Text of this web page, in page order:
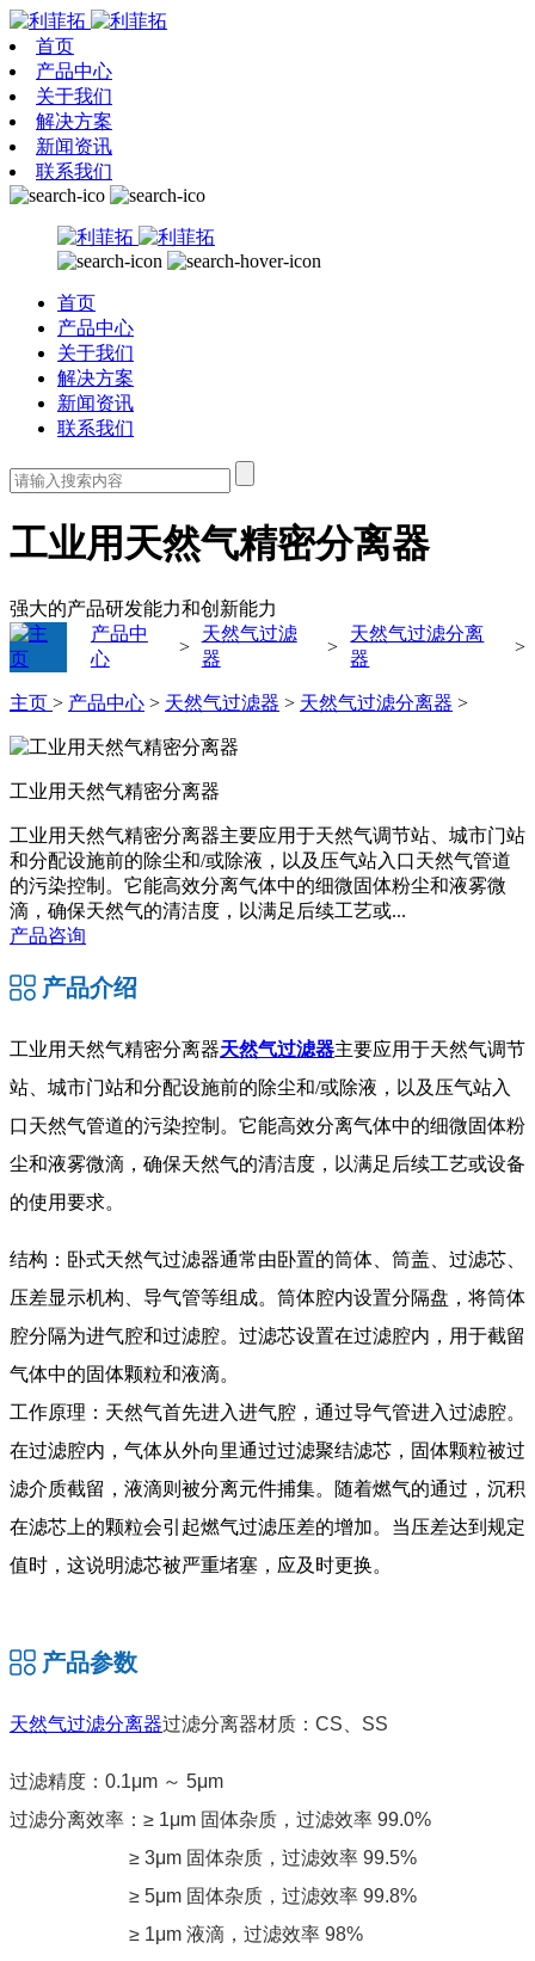
首页
产品中心
关于我们
解决方案
新闻资讯
联系我们
首页
产品中心
关于我们
解决方案
新闻资讯
联系我们
工业用天然气精密分离器
强大的产品研发能力和创新能力
产品中
心
>
天然气过滤
器
>
天然气过滤分离
器
>
主页 > 产品中心 > 天然气过滤器 > 天然气过滤分离器 >
工业用天然气精密分离器
工业用天然气精密分离器主要应用于天然气调节站、城市门站
和分配设施前的除尘和/或除液，以及压气站入口天然气管道
的污染控制。它能高效分离气体中的细微固体粉尘和液雾微
滴，确保天然气的清洁度，以满足后续工艺或...
产品咨询
产品介绍
工业用天然气精密分离器天然气过滤器主要应用于天然气调节
站、城市门站和分配设施前的除尘和/或除液，以及压气站入
口天然气管道的污染控制。它能高效分离气体中的细微固体粉
尘和液雾微滴，确保天然气的清洁度，以满足后续工艺或设备
的使用要求。
结构：卧式天然气过滤器通常由卧置的筒体、筒盖、过滤芯、
压差显示机构、导气管等组成。筒体腔内设置分隔盘，将筒体
腔分隔为进气腔和过滤腔。过滤芯设置在过滤腔内，用于截留
气体中的固体颗粒和液滴。
工作原理：天然气首先进入进气腔，通过导气管进入过滤腔。
在过滤腔内，气体从外向里通过过滤聚结滤芯，固体颗粒被过
滤介质截留，液滴则被分离元件捕集。随着燃气的通过，沉积
在滤芯上的颗粒会引起燃气过滤压差的增加。当压差达到规定
值时，这说明滤芯被严重堵塞，应及时更换。
产品参数
天然气过滤分离器过滤分离器材质：CS、SS
过滤精度：0.1μm ～ 5μm
过滤分离效率：≥ 1μm 固体杂质，过滤效率 99.0%
≥ 3μm 固体杂质，过滤效率 99.5%
≥ 5μm 固体杂质，过滤效率 99.8%
≥ 1μm 液滴，过滤效率 98%